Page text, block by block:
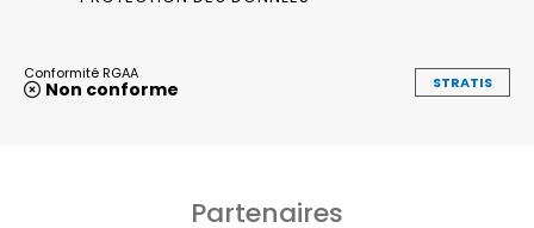
Conformité RGAA
Non conforme STRATIS
Partenaires